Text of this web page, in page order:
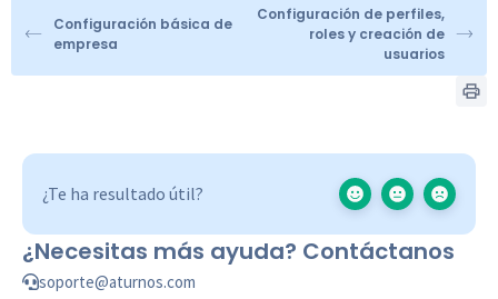
Configuración básica de
empresa
Configuración de perfiles,
roles y creación de
usuarios
¿Te ha resultado útil?
¿Necesitas más ayuda? Contáctanos
soporte@aturnos.com